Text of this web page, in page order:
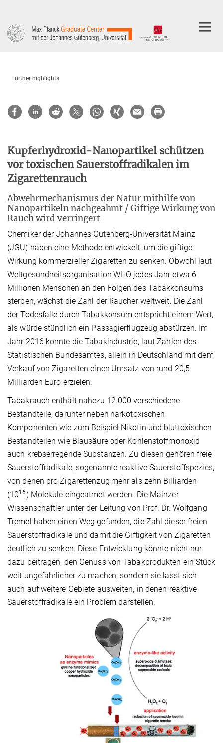
Content
Further highlights
Kupferhydroxid-Nanopartikel schützen
vor toxischen Sauerstoffradikalen im
Zigarettenrauch
Abwehrmechanismus der Natur mithilfe von
Nanopartikeln nachgeahmt / Giftige Wirkung von
Rauch wird verringert
Chemiker der Johannes Gutenberg-Universität Mainz
(JGU) haben eine Methode entwickelt, um die giftige
Wirkung kommerzieller Zigaretten zu senken. Obwohl laut
Weltgesundheitsorganisation WHO jedes Jahr etwa 6
Millionen Menschen an den Folgen des Tabakkonsums
sterben, wächst die Zahl der Raucher weltweit. Die Zahl
der Todesfälle durch Tabakkonsum entspricht einem Wert,
als würde stündlich ein Passagierflugzeug abstürzen. Im
Jahr 2016 konnte die Tabakindustrie, laut Zahlen des
Statistischen Bundesamtes, allein in Deutschland mit dem
Verkauf von Zigaretten einen Umsatz von rund 20,5
Milliarden Euro erzielen.
Tabakrauch enthält nahezu 12.000 verschiedene
Bestandteile, darunter neben narkotoxischen
Komponenten wie zum Beispiel Nikotin und bluttoxischen
Bestandteilen wie Blausäure oder Kohlenstoffmonoxid
auch krebserregende Substanzen. Zu diesen gehören freie
Sauerstoffradikale, sogenannte reaktive Sauerstoffspezies,
von denen pro Zigarettenzug mehr als zehn Billiarden
(1016 ) Moleküle eingeatmet werden. Die Mainzer
Wissenschaftler unter der Leitung von Prof. Dr. Wolfgang
Tremel haben einen Weg gefunden, die Zahl dieser freien
Sauerstoffradikale und damit die Giftigkeit von Zigaretten
deutlich zu senken. Diese Entwicklung könnte nicht nur
dazu beitragen, den Genuss von Tabakprodukten ein Stück
weit ungefährlicher zu machen, sondern sie lässt sich
auch auf weitere Gebiete ausweiten, in denen reaktive
Sauerstoffradikale ein Problem darstellen.